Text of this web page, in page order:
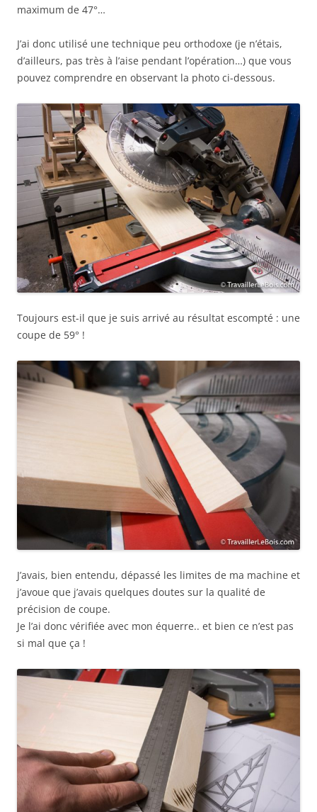
maximum de 47°…
J’ai donc utilisé une technique peu orthodoxe (je n’étais,
d’ailleurs, pas très à l’aise pendant l’opération…) que vous
pouvez comprendre en observant la photo ci-dessous.
Toujours est-il que je suis arrivé au résultat escompté : une
coupe de 59° !
J’avais, bien entendu, dépassé les limites de ma machine et
j’avoue que j’avais quelques doutes sur la qualité de
précision de coupe.
Je l’ai donc vérifiée avec mon équerre.. et bien ce n’est pas
si mal que ça !